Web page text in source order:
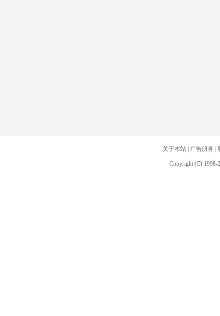
关于本站| 广告服务
Copyright (C) 1998-